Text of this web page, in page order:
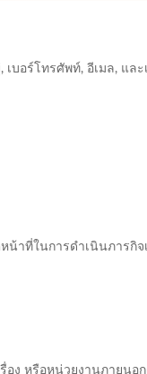
บอร์โทรศัพท์, อีเมล, และ
น้าที่ในการดำเนินภารกิ
อง หรือหน่วยงานภายนอ